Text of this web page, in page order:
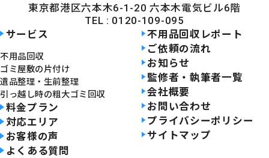
東京都港区六本木6-1-20 六本木電気ビル6階
TEL : 0120-109-095
サービス
不用品回収
ゴミ屋敷の片付け
遺品整理・生前整理
引っ越し時の粗大ゴミ回収
料金プラン
対応エリア
お客様の声
よくある質問
不用品回収レポート
ご依頼の流れ
お知らせ
監修者・執筆者一覧
会社概要
お問い合わせ
プライバシーポリシー
サイトマップ